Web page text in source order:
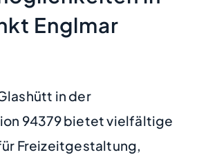
Englmar
in der
94379 bietet vielfältige
Freizeitgestaltung,